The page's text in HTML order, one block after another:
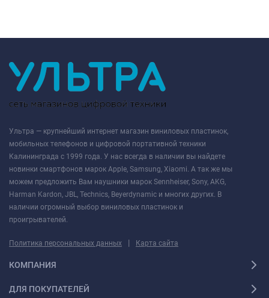
Ультра — крупнейший интернет магазин виниловых пластинок,
мобильных телефонов и цифровой портативной техники
Калининграда с 1999 года. У нас всегда в наличии вы найдете
новинки смартфонов марок Apple, Samsung, Xiaomi. А так же мы
можем предложить Вам наушники марок Sennheiser, Sony, AKG,
Harman Kardon, JBL, Technics, Beyerdynamic и многих других. В
наличии огромный выбор виниловых пластинок и
проигрывателей.
Политика персональных данных | Карта сайта
КОМПАНИЯ
ДЛЯ ПОКУПАТЕЛЕЙ